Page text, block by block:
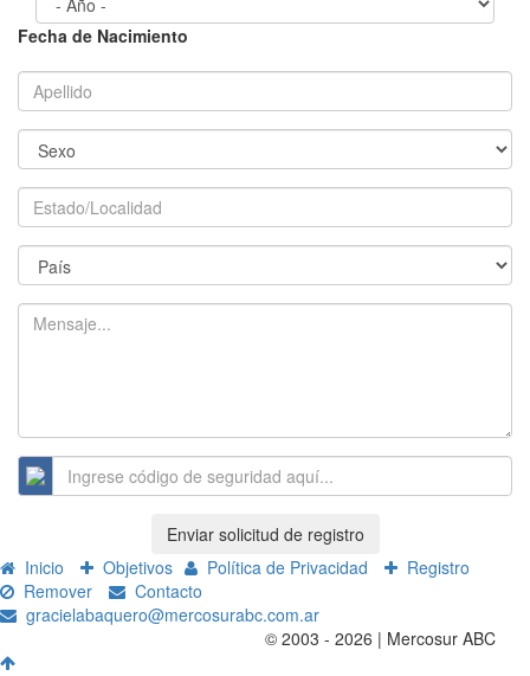
Fecha de Nacimiento
Enviar solicitud de registro
Inicio
Objetivos Política de Privacidad
Registro
Remover
Contacto
gracielabaquero@mercosurabc.com.ar
© 2003 - 2026 | Mercosur ABC